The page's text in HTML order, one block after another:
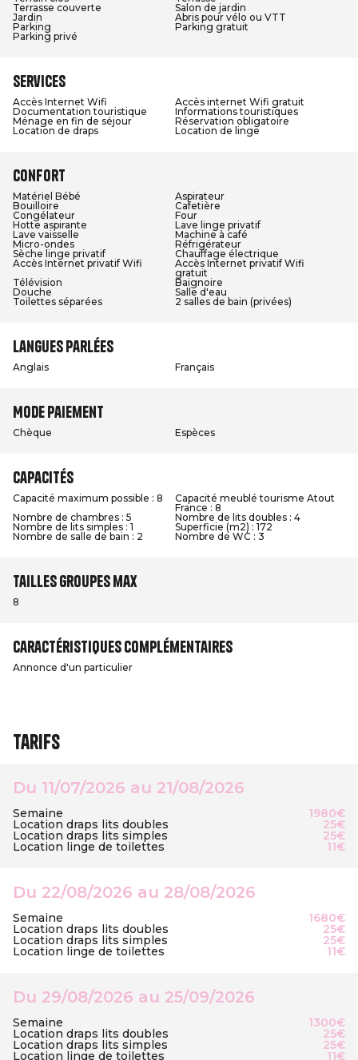
Terrasse couverte
Salon de jardin
Jardin
Abris pour vélo ou VTT
Parking
Parking gratuit
Parking privé
Services
Accès Internet Wifi
Accès internet Wifi gratuit
Documentation touristique
Informations touristiques
Ménage en fin de séjour
Réservation obligatoire
Location de draps
Location de linge
Confort
Matériel Bébé
Aspirateur
Bouilloire
Cafetière
Congélateur
Four
Hotte aspirante
Lave linge privatif
Lave vaisselle
Machine à café
Micro-ondes
Réfrigérateur
Sèche linge privatif
Chauffage électrique
Accès Internet privatif Wifi
Accès Internet privatif Wifi
gratuit
Télévision
Baignoire
Douche
Salle d'eau
Toilettes séparées
2 salles de bain (privées)
Langues parlées
Anglais Français
Mode paiement
Chèque Espèces
Capacités
Capacité maximum possible : 8
Capacité meublé tourisme Atout
France : 8
Nombre de chambres : 5
Nombre de lits doubles : 4
Nombre de lits simples : 1
Superficie (m2) : 172
Nombre de salle de bain : 2
Nombre de WC : 3
Tailles groupes max
8
Caractéristiques complémentaires
Annonce d'un particulier
Tarifs
Du 11/07/2026 au 21/08/2026
Semaine 1980€
Location draps lits doubles 25€
Location draps lits simples 25€
Location linge de toilettes 11€
Du 22/08/2026 au 28/08/2026
Semaine 1680€
Location draps lits doubles 25€
Location draps lits simples 25€
Location linge de toilettes 11€
Du 29/08/2026 au 25/09/2026
Semaine 1300€
Location draps lits doubles 25€
Location draps lits simples 25€
Location linge de toilettes 11€